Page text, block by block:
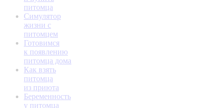
питомца
Симулятор
жизни с
питомцем
Готовимся
к появлению
питомца дома
Как взять
питомца
из приюта
Беременность
у питомца